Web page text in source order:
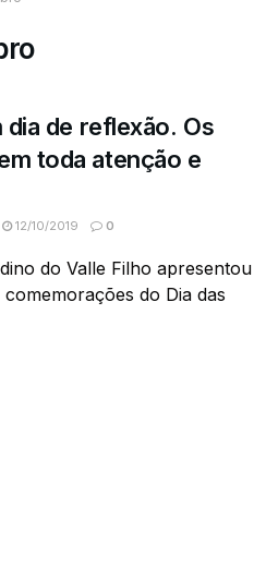
dia de reflexão. Os
toda atenção e
12/10/2019 0
do Valle Filho
do Dia das